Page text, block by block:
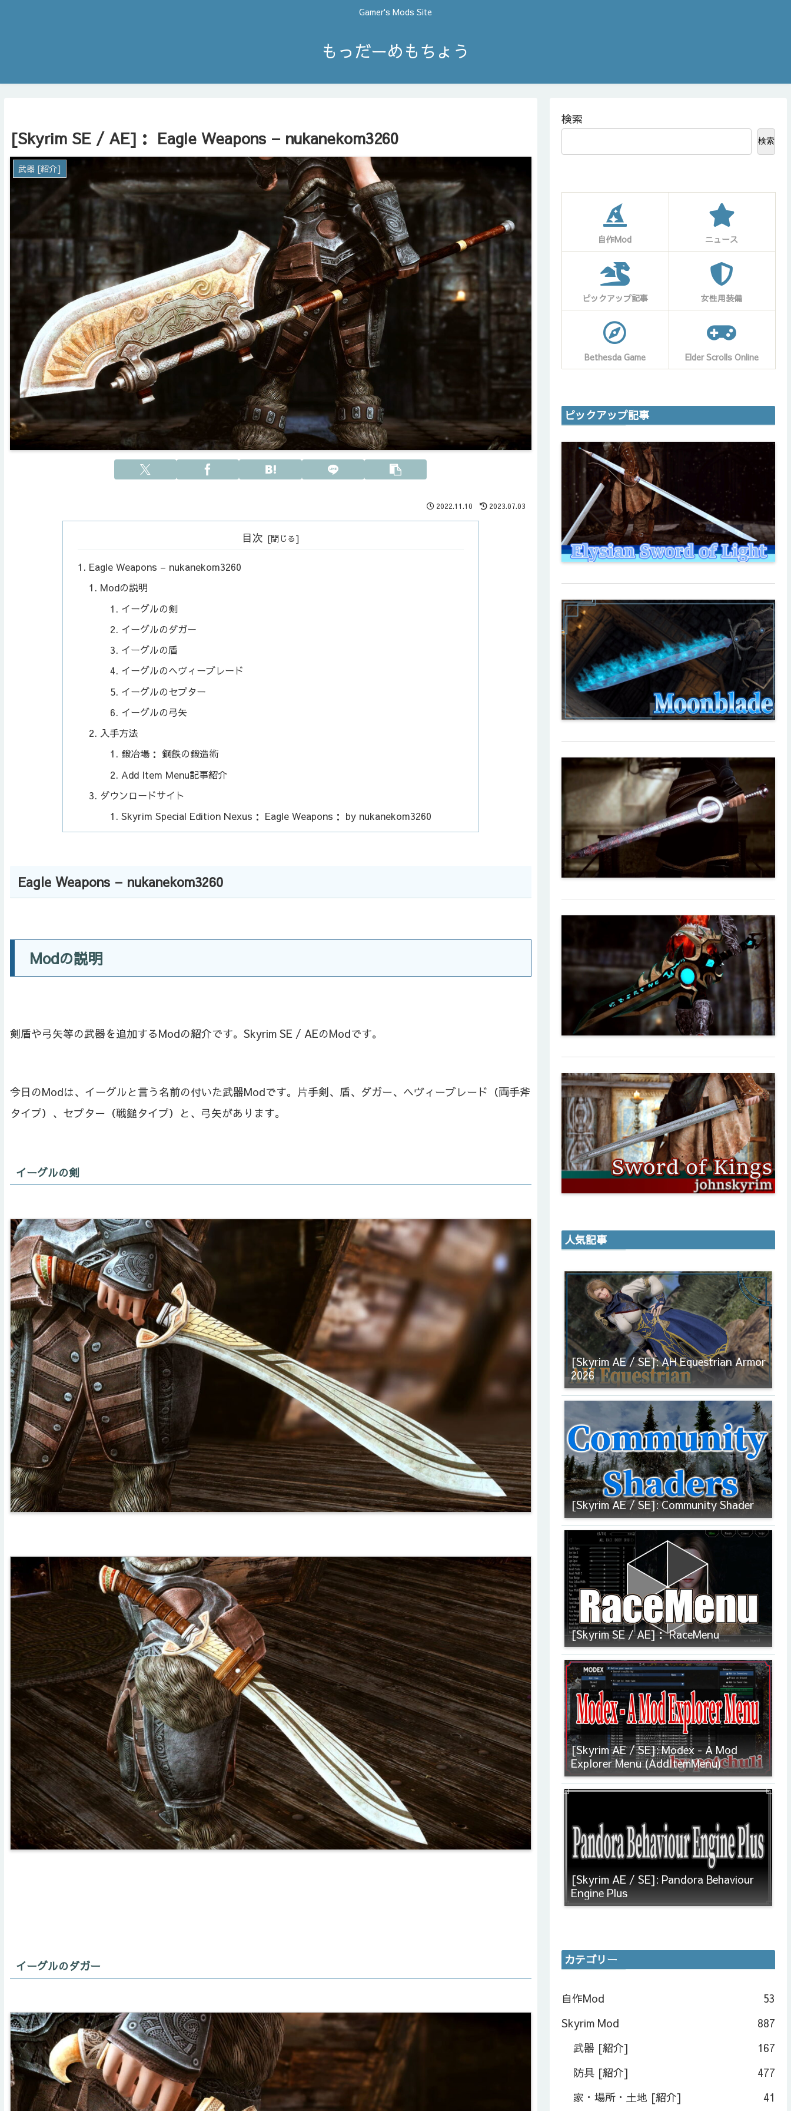
Gamer's Mods Site
もっだーめもちょう
[Skyrim SE / AE]： Eagle Weapons – nukanekom3260
武器 [紹介]
2022.11.10 2023.07.03
目次
Eagle Weapons – nukanekom3260
Modの説明
イーグルの剣
イーグルのダガー
イーグルの盾
イーグルのヘヴィーブレード
イーグルのセプター
イーグルの弓矢
入手方法
鍛冶場： 鋼鉄の鍛造術
Add Item Menu記事紹介
ダウンロードサイト
Skyrim Special Edition Nexus： Eagle Weapons： by nukanekom3260
Eagle Weapons – nukanekom3260
Modの説明
剣盾や弓矢等の武器を追加するModの紹介です。Skyrim SE / AEのModです。
今日のModは、イーグルと言う名前の付いた武器Modです。片手剣、盾、ダガー、ヘヴィーブレード（両手斧
タイプ）、セプター（戦鎚タイプ）と、弓矢があります。
イーグルの剣
イーグルのダガー
検索
検索
自作Mod ニュース
ピックアップ記事 女性用装備
Bethesda Game Elder Scrolls Online
ピックアップ記事
人気記事
[Skyrim AE / SE]: AH Equestrian Armor
2026
[Skyrim AE / SE]: Community Shader
[Skyrim SE / AE]： RaceMenu
[Skyrim AE / SE]: Modex - A Mod
Explorer Menu (AddItemMenu)
[Skyrim AE / SE]: Pandora Behaviour
Engine Plus
カテゴリー
自作Mod
53
Skyrim Mod
887
武器 [紹介]
167
防具 [紹介]
477
家・場所・土地 [紹介]
41